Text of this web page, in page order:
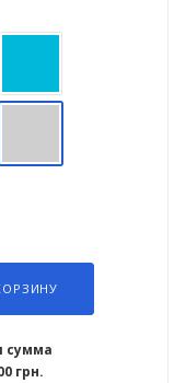
сумма
грн.